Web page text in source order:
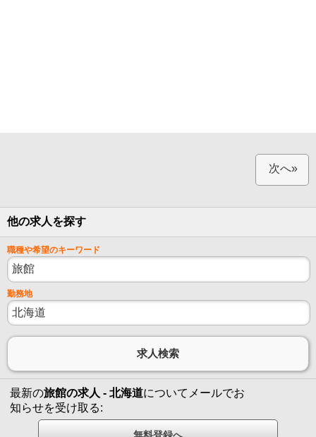
次へ»
他の求人を探す
職種や希望のキーワード
勤務地
最新の旅館の求人 - 北海道についてメールでお
知らせを受け取る: